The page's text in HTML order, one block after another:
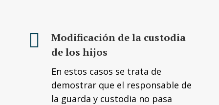
Modificación de la custodia
de los hijos
En estos casos se trata de
demostrar que el responsable de
la guarda y custodia no pasa